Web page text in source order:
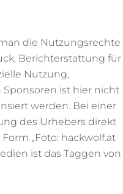
die Nutzungsrechte
Berichterstattung für
Nutzung,
ist hier nicht
werden. Bei einer
des Urhebers direkt
„Foto: hackwolf.at
ist das Taggen von